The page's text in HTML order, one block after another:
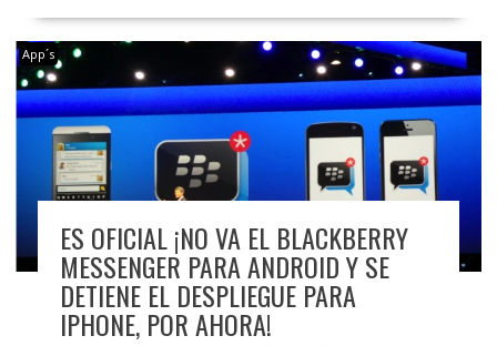
App´s
ES OFICIAL ¡NO VA EL BLACKBERRY
MESSENGER PARA ANDROID Y SE
DETIENE EL DESPLIEGUE PARA
IPHONE, POR AHORA!